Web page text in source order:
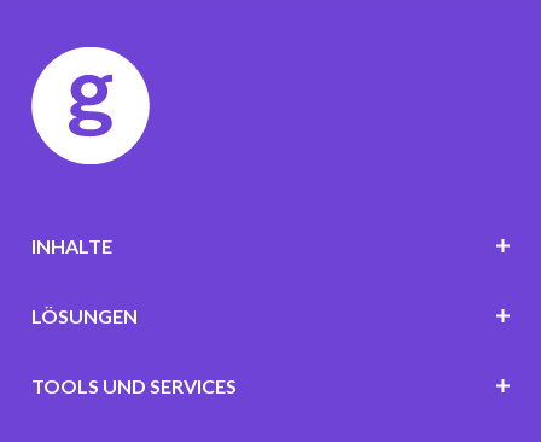
INHALTE
LÖSUNGEN
TOOLS UND SERVICES